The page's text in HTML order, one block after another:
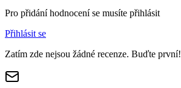
Pro přidání hodnocení se musíte přihlásit
Přihlásit se
Zatím zde nejsou žádné recenze. Buďte první!